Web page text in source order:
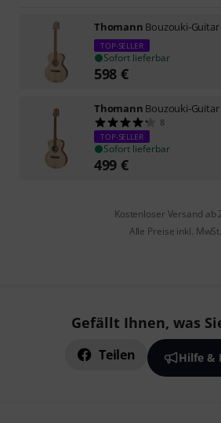
Thomann Bouzouki-Guitar
TOP-SELLER
Sofort lieferbar
598 €
Thomann Bouzouki-
8
TOP-SELLER
Sofort lieferbar
499 €
Kostenloser Versand ab
Alle Preise inkl. MwSt.
Gefällt Ihnen, was
Teilen Hilfe &